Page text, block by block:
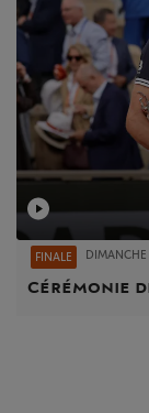
FINALE
Cérémonie